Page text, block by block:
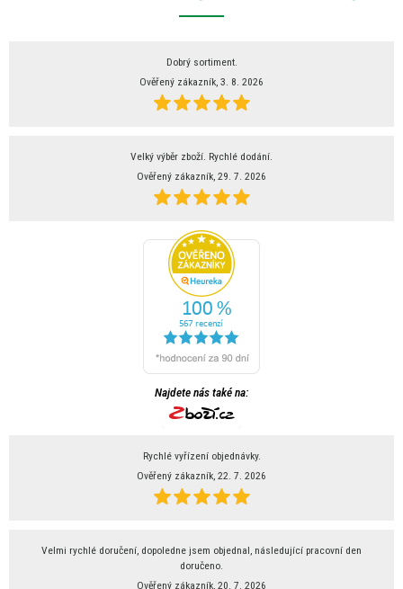
Dobrý sortiment.
Ověřený zákazník, 3. 8. 2026
Velký výběr zboží. Rychlé dodání.
Ověřený zákazník, 29. 7. 2026
Najdete nás také na:
Rychlé vyřízení objednávky.
Ověřený zákazník, 22. 7. 2026
Velmi rychlé doručení, dopoledne jsem objednal, následující pracovní den
doručeno.
Ověřený zákazník, 20. 7. 2026